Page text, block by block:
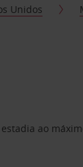
Unidos
ao